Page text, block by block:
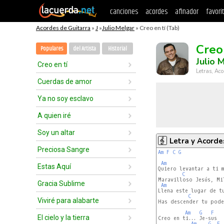
canciones acordes afinador
Acordes de Guitarra » J »Julio Melgar » Creo en tí (Tab)
Populares del Artista Historial
Creo en tí
Cuerdas de amor
Ya no soy esclavo
A quien iré
Soy un altar
Preciosa Sangre
Estas Aquí
Gracia Sublime
Viviré para alabarte
El cielo y la tierra
Julio
Letras,
Letra y
Am F C G
Am
Quiero levantar a ti
C
Maravilloso Jesús,
Am
Llena este lugar de
C
Has descender tu
Am
G
F
Creo en ti... Je-sus